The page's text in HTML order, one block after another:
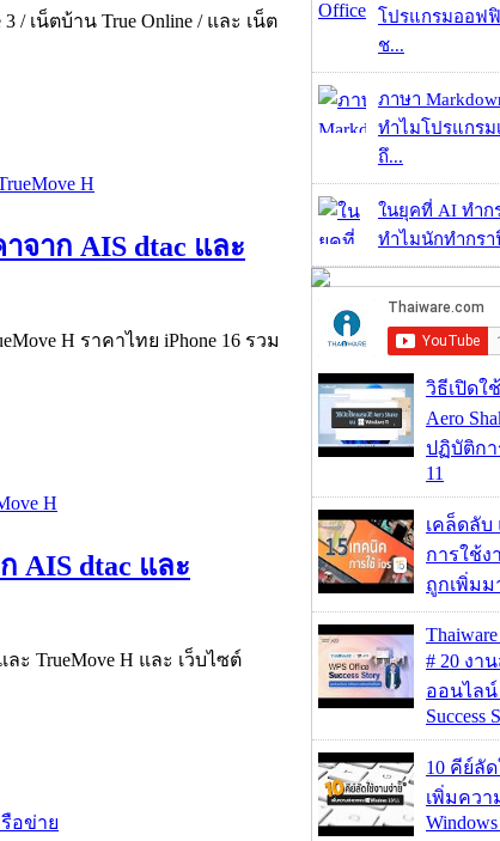
เน็ตบ้าน True Online / และ เน็ต
จาก AIS dtac และ
H ราคาไทย iPhone 16 รวม
AIS dtac และ
ะ TrueMove H และ เว็บไซต์
โปรแกรมออฟ
ช...
ภาษา
ทำไมโปรแกรม
ถึ...
ในยุคที่ AI ทำก
ทำไมนักทำกรา
วิธีเปิด
Aero
ปฏิบัติกา
11
เคล็ดลับ
การใช้ง
ถูกเพิ่มม
# 20 งา
ออนไลน์
Success
10 คีย์ลั
เพิ่มคว